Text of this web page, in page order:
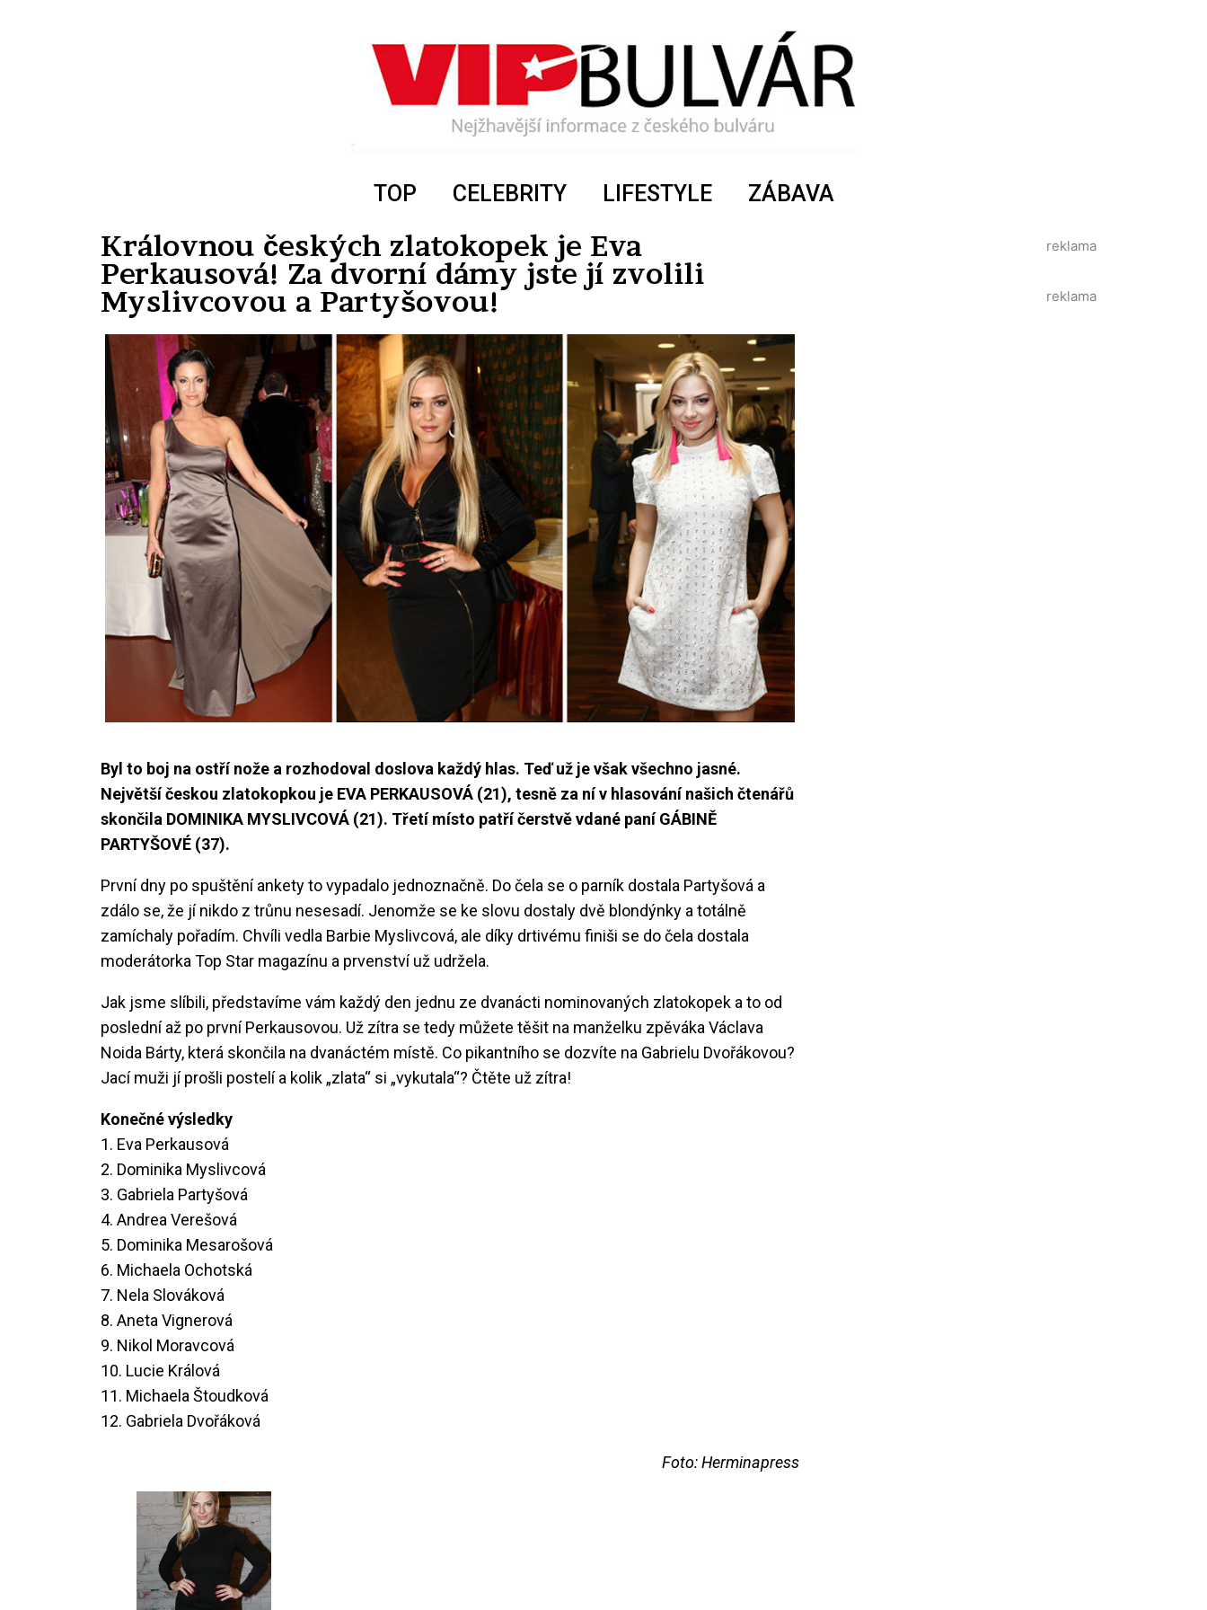
TOP CELEBRITY LIFESTYLE ZÁBAVA
Královnou českých zlatokopek je Eva
Perkausová! Za dvorní dámy jste jí zvolili
Myslivcovou a Partyšovou!
Byl to boj na ostří nože a rozhodoval doslova každý hlas. Teď už je však všechno jasné.
Největší českou zlatokopkou je EVA PERKAUSOVÁ (21), tesně za ní v hlasování našich čtenářů
skončila DOMINIKA MYSLIVCOVÁ (21). Třetí místo patří čerstvě vdané paní GÁBINĚ
PARTYŠOVÉ (37).
První dny po spuštění ankety to vypadalo jednoznačně. Do čela se o parník dostala Partyšová a
zdálo se, že jí nikdo z trůnu nesesadí. Jenomže se ke slovu dostaly dvě blondýnky a totálně
zamíchaly pořadím. Chvíli vedla Barbie Myslivcová, ale díky drtivému finiši se do čela dostala
moderátorka Top Star magazínu a prvenství už udržela.
Jak jsme slíbili, představíme vám každý den jednu ze dvanácti nominovaných zlatokopek a to od
poslední až po první Perkausovou. Už zítra se tedy můžete těšit na manželku zpěváka Václava
Noida Bárty, která skončila na dvanáctém místě. Co pikantního se dozvíte na Gabrielu Dvořákovou?
Jací muži jí prošli postelí a kolik „zlata“ si „vykutala“? Čtěte už zítra!
Konečné výsledky
1. Eva Perkausová
2. Dominika Myslivcová
3. Gabriela Partyšová
4. Andrea Verešová
5. Dominika Mesarošová
6. Michaela Ochotská
7. Nela Slováková
8. Aneta Vignerová
9. Nikol Moravcová
10. Lucie Králová
11. Michaela Štoudková
12. Gabriela Dvořáková
Foto: Herminapress
reklama
reklama